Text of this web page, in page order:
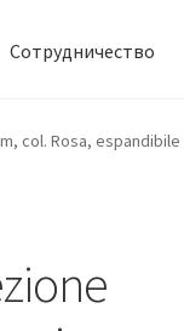
Сотрудничество
Оставить отзыв
col. Rosa, espandibile